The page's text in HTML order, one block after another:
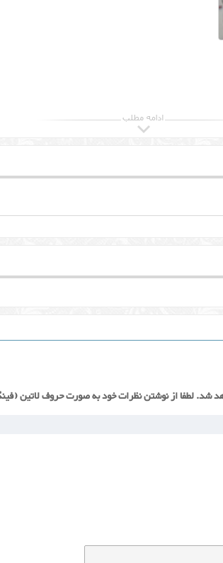
شد. لطفا از نوشتن نظرات خود به صورت حروف لاتین